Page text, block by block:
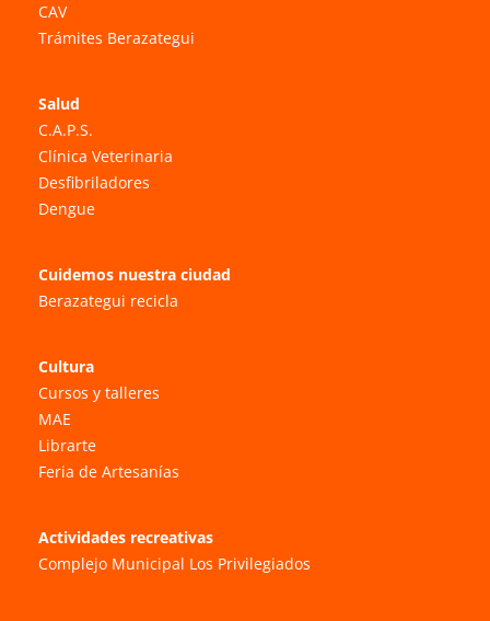
CAV
Trámites Berazategui
Salud
C.A.P.S.
Clínica Veterinaria
Desfibriladores
Dengue
Cuidemos nuestra ciudad
Berazategui recicla
Cultura
Cursos y talleres
MAE
Librarte
Feria de Artesanías
Actividades recreativas
Complejo Municipal Los Privilegiados